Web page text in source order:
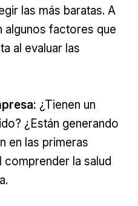
las más baratas. A
algunos factores que
al evaluar las
¿Tienen un
¿Están generando
en las primeras
comprender la salud